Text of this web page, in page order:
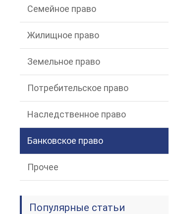
Семейное право
Жилищное право
Земельное право
Потребительское право
Наследственное право
Банковское право
Прочее
Популярные статьи